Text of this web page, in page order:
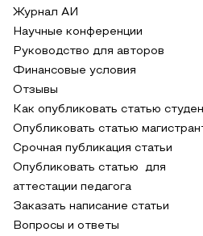
Журнал АИ
Научные конференции
Руководство для авторов
Финансовые условия
Отзывы
Как опубликовать статью
Опубликовать статью
Срочная публикация статьи
Опубликовать статью для
аттестации педагога
Заказать написание статьи
Вопросы и ответы